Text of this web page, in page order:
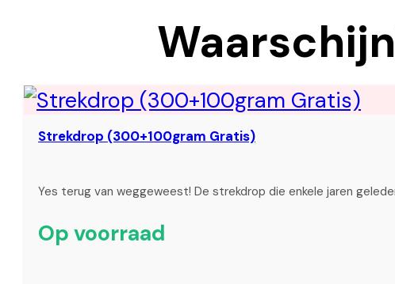
Strekdrop (300+100gram Gratis)
Yes terug van weggeweest! De strekdrop die enkele jaren
Op voorraad